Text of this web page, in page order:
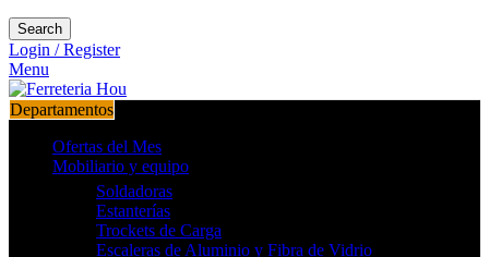
Search
Login / Register
Menu
Departamentos
Ofertas del Mes
Mobiliario y equipo
Soldadoras
Estanterías
Trockets de Carga
Escaleras de Aluminio y Fibra de Vidrio